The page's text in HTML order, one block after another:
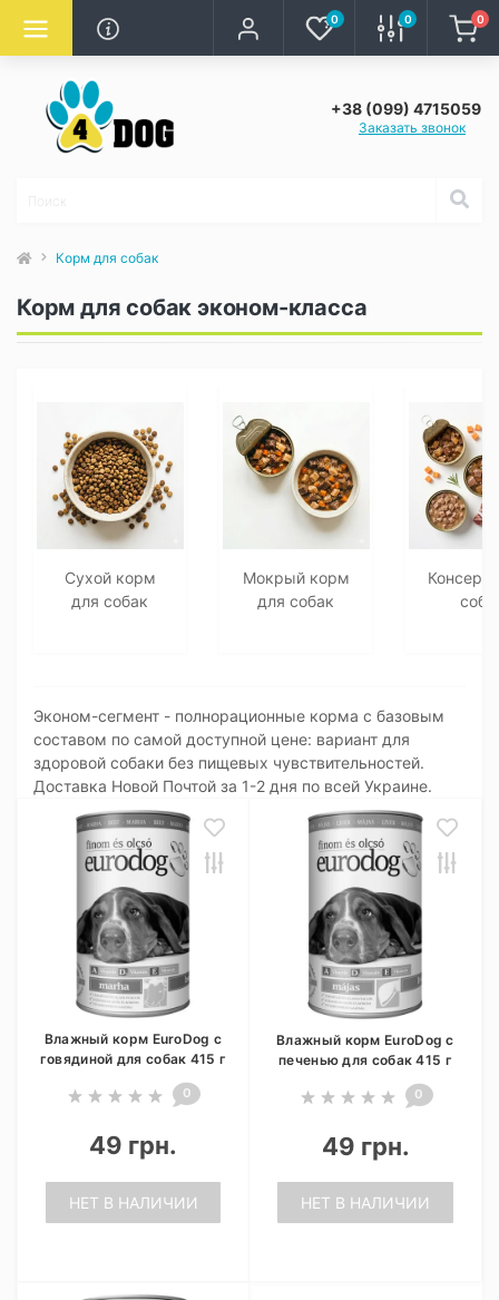
0 0 0
+38 (099) 4715059
Заказать звонок
Корм для собак
Корм для собак эконом-класса
Сухой корм
для собак
Мокрый корм
для собак
Эконом-сегмент - полнорационные корма с базовым
составом по самой доступной цене: вариант для
здоровой собаки без пищевых чувствительностей.
Доставка Новой Почтой за 1-2 дня по всей Украине.
Влажный корм EuroDog с
говядиной для собак 415 г
0
49 грн.
НЕТ В НАЛИЧИИ
Влажный корм EuroDog с
печенью для собак 415 г
0
49 грн.
НЕТ В НАЛИЧИИ